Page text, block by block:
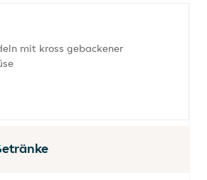
mit kross gebackener